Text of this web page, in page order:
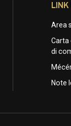
LINK
Area
Carta
di
Note